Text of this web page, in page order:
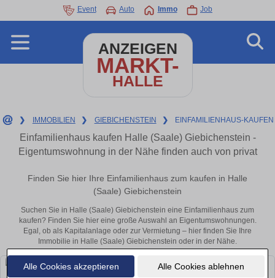
Alle Cookies akzeptieren Alle Cookies ablehnen
Event Auto Immo Job
ANZEIGEN
MARKT-
HALLE
❯ IMMOBILIEN ❯ GIEBICHENSTEIN ❯ EINFAMILIENHAUS-KAUFEN
Einfamilienhaus kaufen Halle (Saale) Giebichenstein -
Eigentumswohnung in der Nähe finden auch von privat
Finden Sie hier Ihre Einfamilienhaus zum kaufen in Halle
(Saale) Giebichenstein
Suchen Sie in Halle (Saale) Giebichenstein eine Einfamilienhaus zum
kaufen? Finden Sie hier eine große Auswahl an Eigentumswohnungen.
Egal, ob als Kapitalanlage oder zur Vermietung – hier finden Sie Ihre
Immobilie in Halle (Saale) Giebichenstein oder in der Nähe.